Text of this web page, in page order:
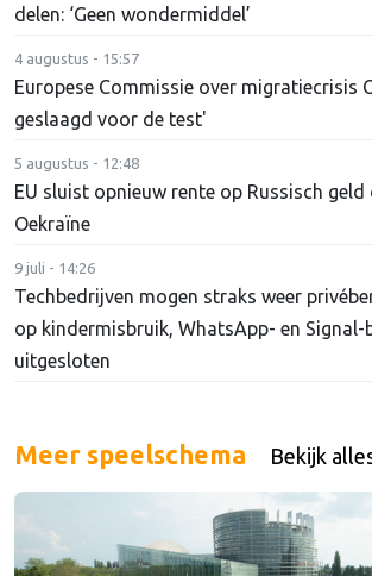
delen: ‘Geen wondermiddel’
4 augustus - 15:57
Europese Commissie over migratiecrisis
geslaagd voor de test'
5 augustus - 12:48
EU sluist opnieuw rente op Russisch
Oekraïne
9 juli - 14:26
Techbedrijven mogen straks weer
op kindermisbruik, WhatsApp- en Signal-
uitgesloten
Meer speelschema Bekijk